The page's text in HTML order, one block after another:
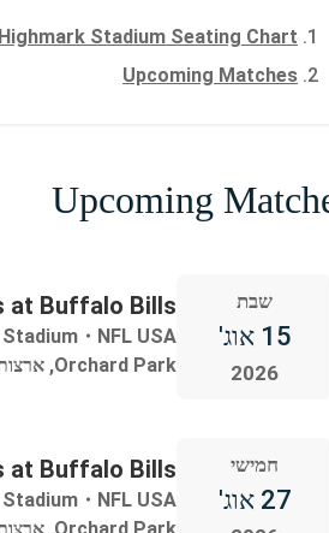
Highmark Stadium Seating Chart
Upcoming Matches
Upcoming
שבת
15 אוג'
2026
at Buffalo Bills
NFL USA
・
Orchard Park, ארצות הברית
חמישי
27 אוג'
at Buffalo Bills
NFL USA
・